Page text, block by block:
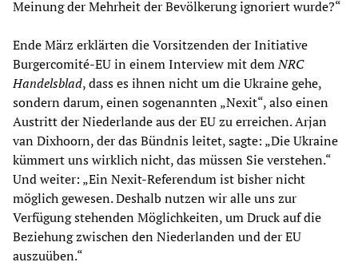
Meinung der Mehrheit der Bevölkerung ignoriert wurde?“
Ende März erklärten die Vorsitzenden der Initiative
Burgercomité-EU in einem Interview mit demNRC
Handelsblad, dass es ihnen nicht um die Ukraine gehe,
sondern darum, einen sogenannten „Nexit“, also einen
Austritt der Niederlande aus der EU zu erreichen. Arjan
van Dixhoorn, der das Bündnis leitet, sagte: „Die Ukraine
kümmert uns wirklich nicht, das müssen Sie verstehen.“
Und weiter: „Ein Nexit-Referendum ist bisher nicht
möglich gewesen. Deshalb nutzen wir alle uns zur
Verfügung stehenden Möglichkeiten, um Druck auf die
Beziehung zwischen den Niederlanden und der EU
auszuüben.“